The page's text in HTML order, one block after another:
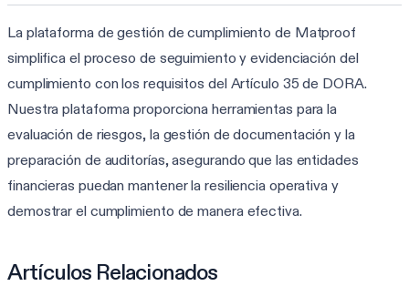
La plataforma de gestión de cumplimiento de Matproof
simplifica el proceso de seguimiento y evidenciación del
cumplimiento con los requisitos del Artículo 35 de DORA.
Nuestra plataforma proporciona herramientas para la
evaluación de riesgos, la gestión de documentación y la
preparación de auditorías, asegurando que las entidades
financieras puedan mantener la resiliencia operativa y
demostrar el cumplimiento de manera efectiva.
Artículos Relacionados